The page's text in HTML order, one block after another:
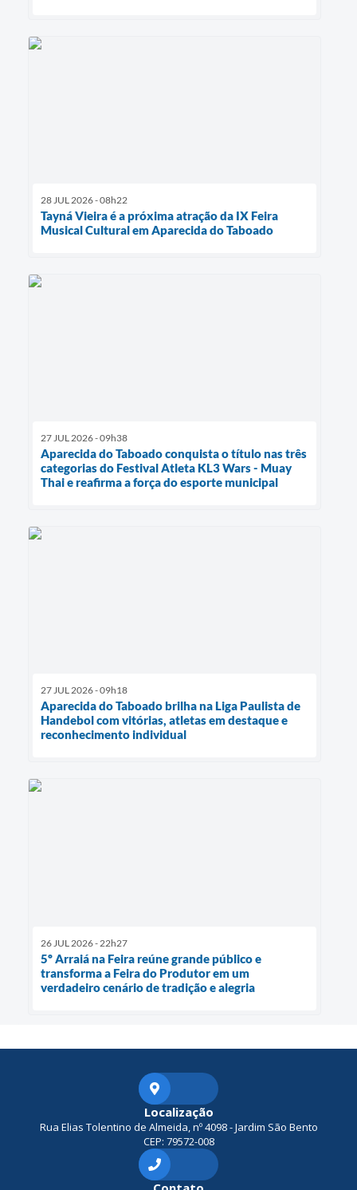
28 JUL 2026 - 08h22
Tayná Vieira é a próxima atração da IX Feira
Musical Cultural em Aparecida do Taboado
27 JUL 2026 - 09h38
Aparecida do Taboado conquista o título nas três
categorias do Festival Atleta KL3 Wars - Muay
Thai e reafirma a força do esporte municipal
27 JUL 2026 - 09h18
Aparecida do Taboado brilha na Liga Paulista de
Handebol com vitórias, atletas em destaque e
reconhecimento individual
26 JUL 2026 - 22h27
5º Arraiá na Feira reúne grande público e
transforma a Feira do Produtor em um
verdadeiro cenário de tradição e alegria
Localização
Rua Elias Tolentino de Almeida, nº 4098 - Jardim São Bento
CEP: 79572-008